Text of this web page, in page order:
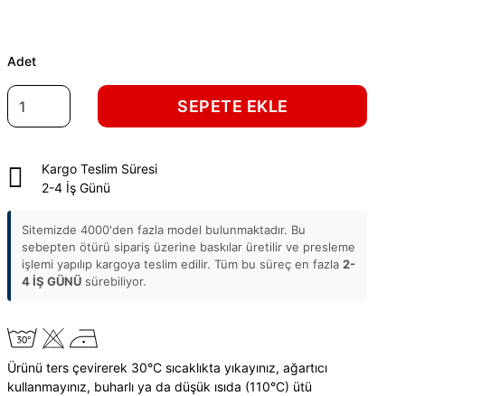
Adet
SEPETE EKLE
Kargo Teslim Süresi
2-4 İş Günü
Sitemizde 4000'den fazla model bulunmaktadır. Bu
sebepten ötürü sipariş üzerine baskılar üretilir ve presleme
işlemi yapılıp kargoya teslim edilir. Tüm bu süreç en fazla2-
4 İŞ GÜNÜ sürebiliyor.
Ürünü ters çevirerek 30°C sıcaklıkta yıkayınız, ağartıcı
kullanmayınız, buharlı ya da düşük ısıda (110°C) ütü